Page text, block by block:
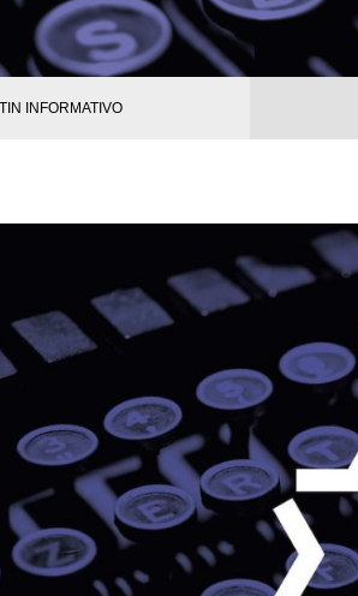
INFORMATIVO